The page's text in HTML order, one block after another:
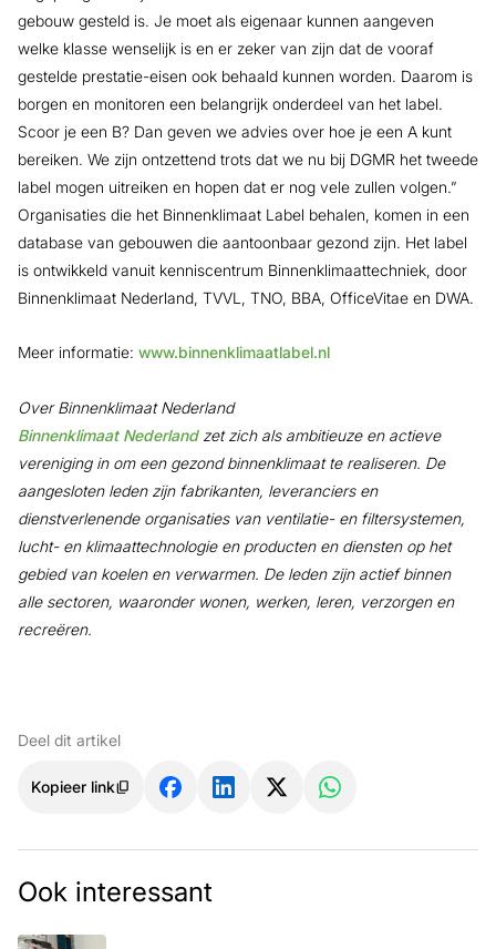
gebouw gesteld is. Je moet als eigenaar kunnen aangeven
welke klasse wenselijk is en er zeker van zijn dat de vooraf
gestelde prestatie-eisen ook behaald kunnen worden. Daarom is
borgen en monitoren een belangrijk onderdeel van het label.
Scoor je een B? Dan geven we advies over hoe je een A kunt
bereiken. We zijn ontzettend trots dat we nu bij DGMR het tweede
label mogen uitreiken en hopen dat er nog vele zullen volgen.”
Organisaties die het Binnenklimaat Label behalen, komen in een
database van gebouwen die aantoonbaar gezond zijn. Het label
is ontwikkeld vanuit kenniscentrum Binnenklimaattechniek, door
Binnenklimaat Nederland, TVVL, TNO, BBA, OfficeVitae en DWA.
Meer informatie: www.binnenklimaatlabel.nl
Over Binnenklimaat Nederland
Binnenklimaat Nederlandzet zich als ambitieuze en actieve
vereniging in om een gezond binnenklimaat te realiseren. De
aangesloten leden zijn fabrikanten, leveranciers en
dienstverlenende organisaties van ventilatie- en filtersystemen,
lucht- en klimaattechnologie en producten en diensten op het
gebied van koelen en verwarmen. De leden zijn actief binnen
alle sectoren, waaronder wonen, werken, leren, verzorgen en
recreëren.
Deel dit artikel
Kopieer link
Ook interessant